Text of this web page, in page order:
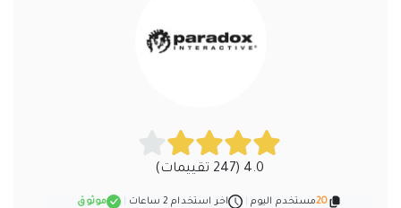
4.0 (247 تقييمات)
20مستخدم اليوم اخر استخدام 2 ساعات موثوق